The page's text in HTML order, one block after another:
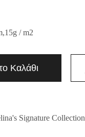
/ m2
Καλάθι
Signature Collection